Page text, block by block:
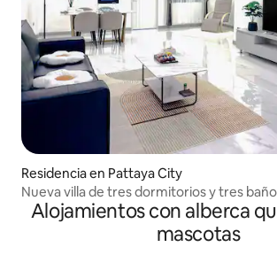
Residencia en Pattaya City
Nueva villa de tres dormitorios y tres
Ideal para alquileres a largo y corto plazo
Alojamientos con alberca
mascotas